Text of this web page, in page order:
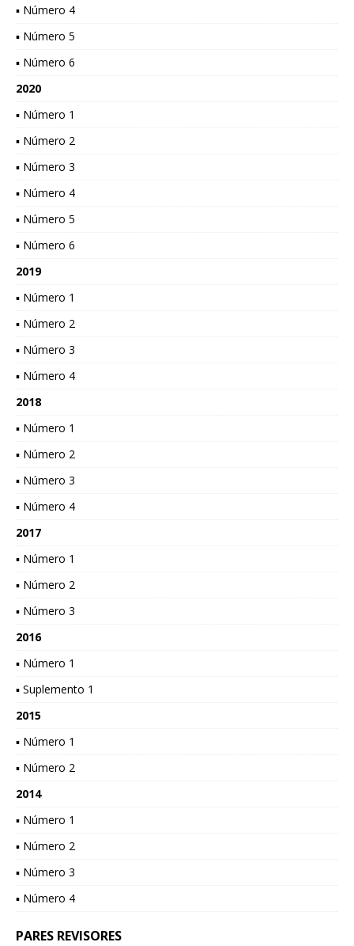
▪ Número 4
▪ Número 5
▪ Número 6
2020
▪ Número 1
▪ Número 2
▪ Número 3
▪ Número 4
▪ Número 5
▪ Número 6
2019
▪ Número 1
▪ Número 2
▪ Número 3
▪ Número 4
2018
▪ Número 1
▪ Número 2
▪ Número 3
▪ Número 4
2017
▪ Número 1
▪ Número 2
▪ Número 3
2016
▪ Número 1
▪ Suplemento 1
2015
▪ Número 1
▪ Número 2
2014
▪ Número 1
▪ Número 2
▪ Número 3
▪ Número 4
PARES REVISORES